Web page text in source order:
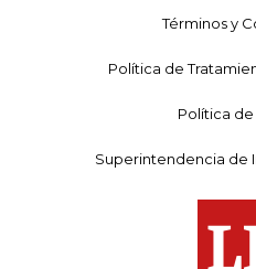
Términos y
Política de
Política
Superintendencia de